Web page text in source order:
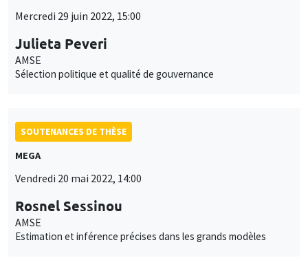
Mercredi 29 juin 2022, 15:00
Julieta Peveri
AMSE
Sélection politique et qualité de gouvernance
SOUTENANCES DE THÈSE
MEGA
Vendredi 20 mai 2022, 14:00
Rosnel Sessinou
AMSE
Estimation et inférence précises dans les grands modèles